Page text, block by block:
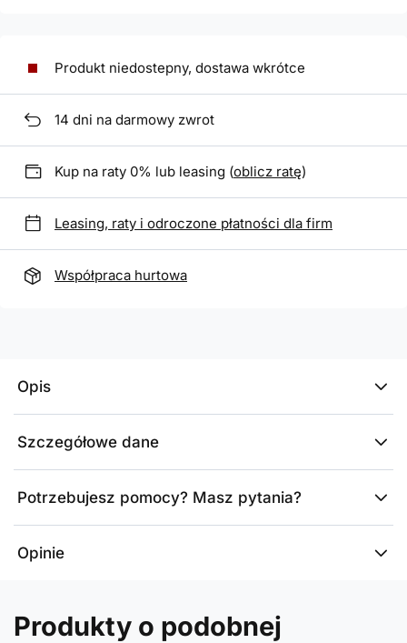
Produkt niedostepny, dostawa wkrótce
14 dni na darmowy zwrot
Kup na raty 0% lub leasing (oblicz ratę)
Leasing, raty i odroczone płatności dla firm
Współpraca hurtowa
Opis
Szczegółowe dane
Potrzebujesz pomocy? Masz pytania?
Opinie
Produkty o podobnej